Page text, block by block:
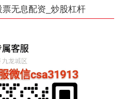
无息配资_炒股杠杆